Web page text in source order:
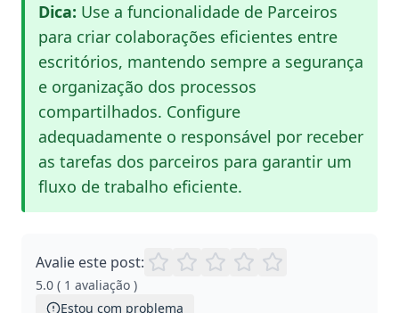
Dica: Use a funcionalidade de Parceiros
para criar colaborações eficientes entre
escritórios, mantendo sempre a segurança
e organização dos processos
compartilhados. Configure
adequadamente o responsável por receber
as tarefas dos parceiros para garantir um
fluxo de trabalho eficiente.
Avalie este post:
5.0 ( 1 avaliação )
Estou com problema